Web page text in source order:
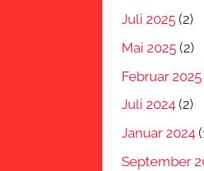
Juli 2025 (2)
Mai 2025 (2)
Februar 2025
Juli 2024 (2)
Januar 2024
September